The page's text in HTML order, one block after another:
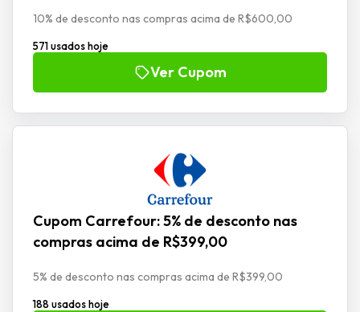
10% de desconto nas compras acima de R$600,00
571 usados hoje
Ver Cupom
Cupom Carrefour: 5% de desconto nas
compras acima de R$399,00
5% de desconto nas compras acima de R$399,00
188 usados hoje